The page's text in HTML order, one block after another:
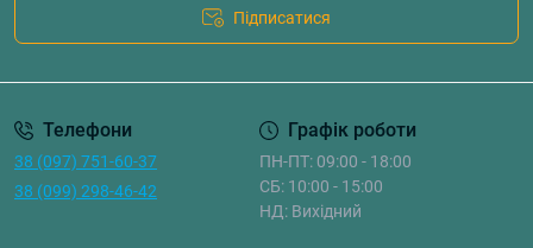
Підписатися
Телефони
38 (097) 751-60-37
38 (099) 298-46-42
Графік роботи
ПН-ПТ: 09:00 - 18:00
СБ: 10:00 - 15:00
НД: Вихідний